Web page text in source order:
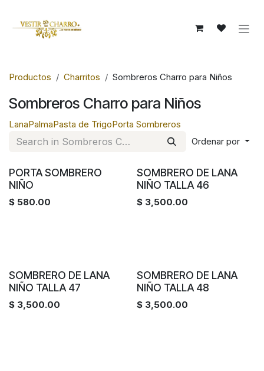
Productos Charritos Sombreros Charro para Niños
Sombreros Charro para Niños
LanaPalmaPasta de TrigoPorta Sombreros
Ordenar por
PORTA SOMBRERO
NIÑO
$ 580.00
SOMBRERO DE LANA
NIÑO TALLA 46
$ 3,500.00
SOMBRERO DE LANA
NIÑO TALLA 47
$ 3,500.00
SOMBRERO DE LANA
NIÑO TALLA 48
$ 3,500.00